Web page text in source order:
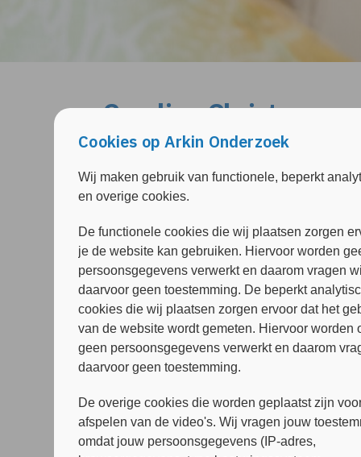
Carolien Christ
Senior Onderzoeker, GZ-Psycholoog i.o.
Meer over mijzelf:
Mijn naam is Carolien Christ, en ik ben
RCT naar de effectiviteit van een door ons
depressieve patiënten die slachtoffer zijn
Daarnaast werk ik als post-doc onderzoeker
naar de effectiviteit van een (andere,
adolescenten met angst en depressie,
mooie subsidie heb ontvangen. Mijn
victimisatie. Zowel ALERT als E-TRAIN zijn
Psychologische Interventies.
Naast mijn werk als onderzoeker heb ik de
psycholoog bij GGZinGeest. Ik ervaar de
– als zeer waardevol.
Cookies op Arkin Onderzoek
Wij maken gebruik van functionele, beperkt
en overige cookies.
De functionele cookies die wij plaatsen zorgen
je de website kan gebruiken. Hiervoor worden
persoonsgegevens verwerkt en daarom vragen
daarvoor geen toestemming. De beperkt
cookies die wij plaatsen zorgen ervoor dat het
van de website wordt gemeten. Hiervoor worden
geen persoonsgegevens verwerkt en daarom
daarvoor geen toestemming.
De overige cookies die worden geplaatst zijn
afspelen van de video's. Wij vragen jouw
omdat jouw persoonsgegevens (IP-adres,